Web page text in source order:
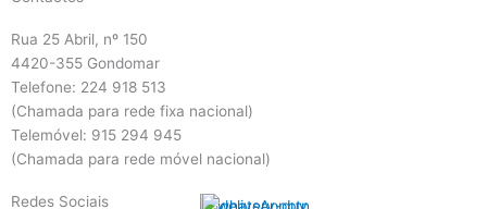
Rua 25 Abril, nº 150
4420-355 Gondomar
Telefone: 224 918 513
(Chamada para rede fixa nacional)
Telemóvel: 915 294 945
(Chamada para rede móvel nacional)
Redes Sociais